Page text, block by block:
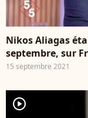
Nikos Aliagas
septembre, sur
15 septembre 2021
player2